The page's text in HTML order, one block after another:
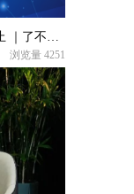
医生刘加勇：生命不息 折腾不止 ｜了不起的自己
浏览量 4251